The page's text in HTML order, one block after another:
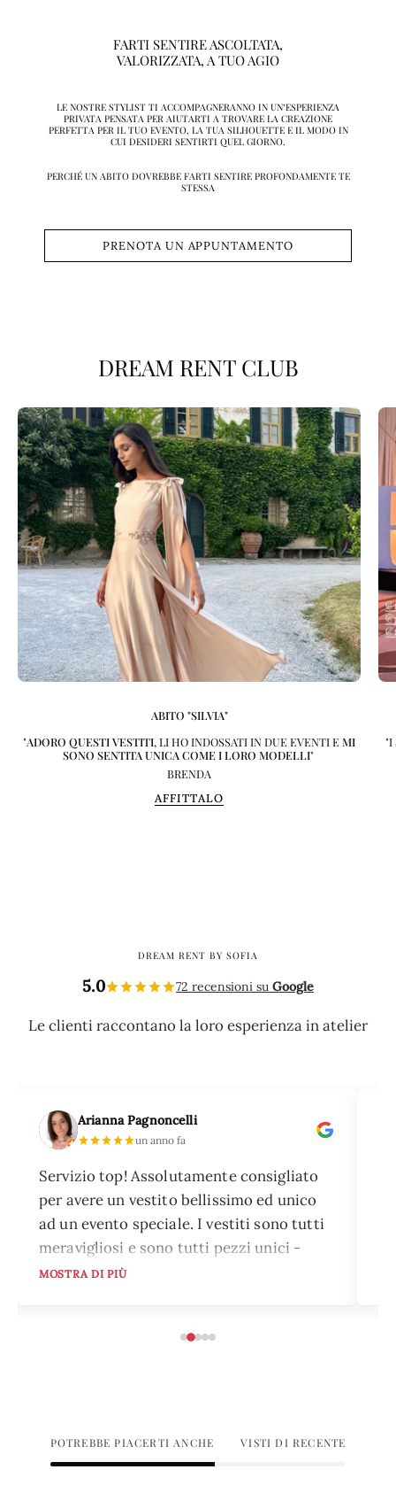
FARTI SENTIRE ASCOLTATA,
VALORIZZATA, A TUO AGIO
LE NOSTRE STYLIST TI ACCOMPAGNERANNO IN UN’ESPERIENZA
PRIVATA PENSATA PER AIUTARTI A TROVARE LA CREAZIONE
PERFETTA PER IL TUO EVENTO, LA TUA SILHOUETTE E IL MODO IN
CUI DESIDERI SENTIRTI QUEL GIORNO.
PERCHÉ UN ABITO DOVREBBE FARTI SENTIRE PROFONDAMENTE TE
STESSA
PRENOTA UN APPUNTAMENTO
DREAM RENT CLUB
ABITO "SILVIA"
"ADORO QUESTI VESTITI, LI HO INDOSSATI IN DUE EVENTI E MI
SONO SENTITA UNICA COME I LORO MODELLI"
BRENDA
AFFITTALO
"I
DREAM RENT BY SOFIA
5.0 72 recensioni suGoogle
Le clienti raccontano la loro esperienza in atelier
Arianna Pagnoncelli
un anno fa
Servizio top! Assolutamente consigliato
per avere un vestito bellissimo ed unico
ad un evento speciale. I vestiti sono tutti
meravigliosi e sono tutti pezzi unici -
nessuna sarà vestita come te! Ampia
stia cercando un abito. Il servizio è
il resto ci pensa Dream Rent.
MOSTRA DI PIÙ
POTREBBE PIACERTI ANCHE VISTI DI RECENTE